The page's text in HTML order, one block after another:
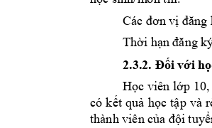
Các đơn vị đăng
Thời hạn đăng
2.3.2. Đối với họ
Học viên lớp 10
có kết quả học tập và
thành viên của đội tuyể